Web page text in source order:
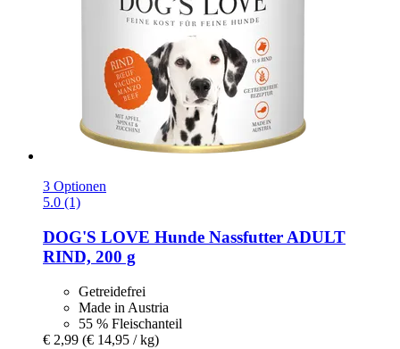
3 Optionen
5.0 (1)
DOG'S LOVE Hunde Nassfutter ADULT
RIND, 200 g
Getreidefrei
Made in Austria
55 % Fleischanteil
€ 2,99 (€ 14,95 / kg)